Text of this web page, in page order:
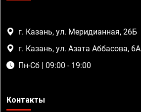
г. Казань, ул. Меридианная, 26Б
г. Казань, ул. Азата Аббасова, 6А
Пн-Сб | 09:00 - 19:00
Контакты